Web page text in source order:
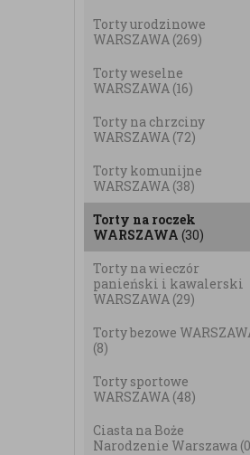
Torty urodzinowe
WARSZAWA (269)
Torty weselne
WARSZAWA (16)
Torty na chrzciny
WARSZAWA (72)
Torty komunijne
WARSZAWA (38)
Torty na roczek
WARSZAWA (30)
Torty na wieczór
panieński i kawalerski
WARSZAWA (29)
Torty bezowe
(8)
Torty sportowe
WARSZAWA (48)
Ciasta na Boże
Narodzenie Warszawa